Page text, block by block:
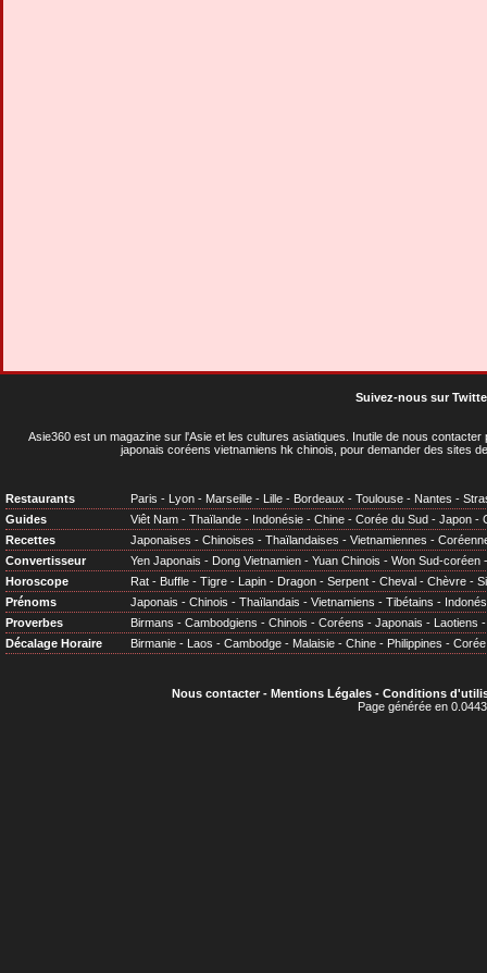
Suivez-nous sur
Asie360 est un magazine sur l'Asie et les cultures asiatiques . Inutile de nous
japonais coréens vietnamiens hk chinois, pour demander des sites
Restaurants Paris - Lyon - Marseille - Lille - Bordeaux - Toulouse - Nantes -
Guides
Viêt Nam - Thaïlande - Indonésie - Chine - Corée du Sud - Japon -
Recettes
Japonaises - Chinoises - Thaïlandaises - Vietnamiennes -
Convertisseur
Yen Japonais - Dong Vietnamien - Yuan Chinois - Won Sud-coréen
Horoscope
Rat - Buffle - Tigre - Lapin - Dragon - Serpent - Cheval - Chèvre -
Prénoms
Japonais - Chinois - Thaïlandais - Vietnamiens - Tibétains -
Proverbes
Birmans - Cambodgiens - Chinois - Coréens - Japonais - Laotiens
Décalage Horaire
Birmanie - Laos - Cambodge - Malaisie - Chine - Philippines - Corée
Nous contacter- Mentions Légales- Conditions
Page générée en